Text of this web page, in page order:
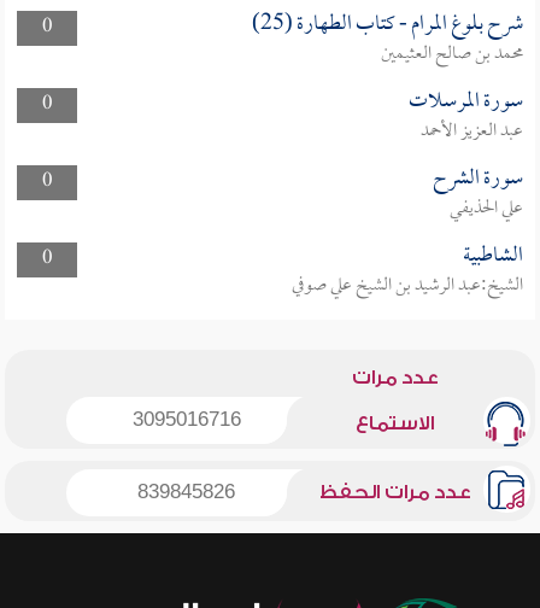
0
شرح بلوغ المرام - كتاب الطهارة (25)
محمد بن صالح العثيمين
0
سورة المرسلات
عبد العزيز الأحمد
0
سورة الشرح
علي الحذيفي
0
الشاطبية
الشيخ:عبد الرشيد بن الشيخ علي صوفي
عدد مرات
الاستماع 3095016716
عدد مرات الحفظ 839845826